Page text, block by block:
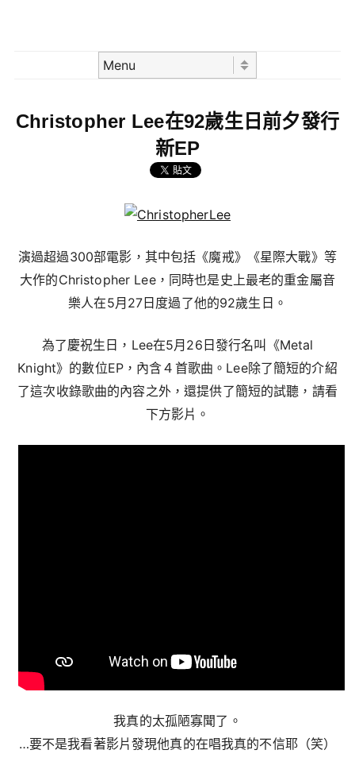
Christopher Lee在92歲生日前夕發行
新EP
演過超過300部電影，其中包括《魔戒》《星際大戰》等
大作的Christopher Lee，同時也是史上最老的重金屬音
樂人在5月27日度過了他的92歲生日。
為了慶祝生日，Lee在5月26日發行名叫《Metal
Knight》的數位EP，內含４首歌曲。Lee除了簡短的介紹
了這次收錄歌曲的內容之外，還提供了簡短的試聽，請看
下方影片。
我真的太孤陋寡聞了。
…要不是我看著影片發現他真的在唱我真的不信耶（笑）